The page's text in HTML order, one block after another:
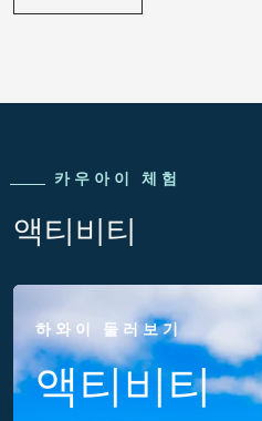
카우아이 체험
액티비티
하와이 둘러보기
액티비티